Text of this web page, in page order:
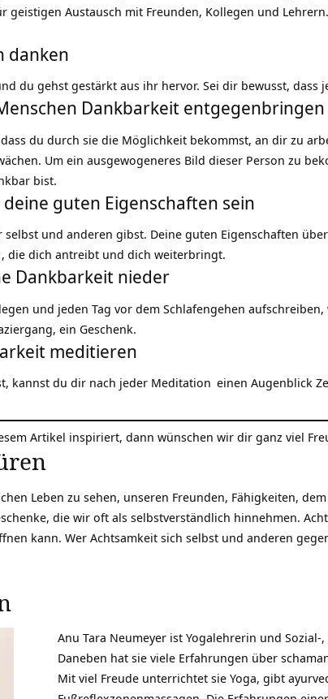
geistigen Austausch mit Freunden, Kollegen und
danken
du gehst gestärkt aus ihr hervor. Sei dir bewusst, dass
Dankbarkeit entgegenbringen
du durch sie die Möglichkeit bekommst, an dir zu
Um ein ausgewogeneres Bild dieser Person zu
bist.
guten Eigenschaften sein
und anderen gibst. Deine guten Eigenschaften
, die dich antreibt und dich weiterbringt.
Dankbarkeit nieder
und jeden Tag vor dem Schlafengehen
ein Geschenk.
meditieren
kannst du dir nach jeder Meditation einen Augenblick
Artikel inspiriert, dann wünschen wir dir ganz viel
Leben zu sehen, unseren Freunden, Fähigkeiten,
die wir oft als selbstverständlich hinnehmen.
kann. Wer Achtsamkeit sich selbst und anderen
Anu Tara Neumeyer ist Yogalehrerin und
Daneben hat sie viele Erfahrungen über
Mit viel Freude unterrichtet sie Yoga, gibt